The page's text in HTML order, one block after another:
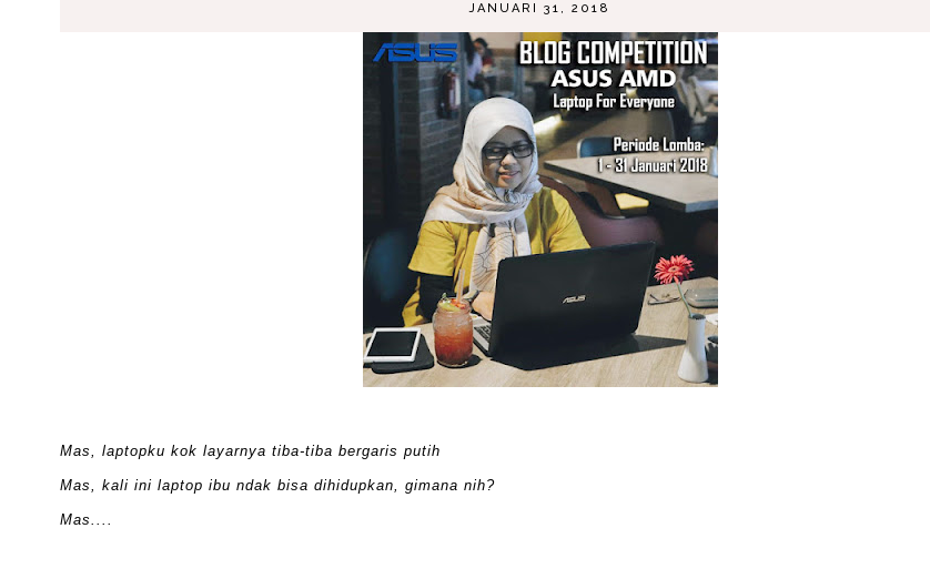
JANUARI 31, 2018
Mas, laptopku kok layarnya tiba-tiba bergaris putih
Mas, kali ini laptop ibu ndak bisa dihidupkan, gimana nih?
Mas....